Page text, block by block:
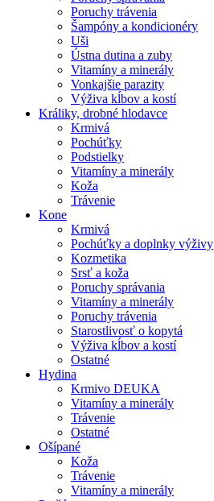
Poruchy trávenia
Šampóny a kondicionéry
Uši
Ústna dutina a zuby
Vitamíny a minerály
Vonkajšie parazity
Výživa kĺbov a kostí
Králiky, drobné hlodavce
Krmivá
Pochúťky
Podstielky
Vitamíny a minerály
Koža
Trávenie
Kone
Krmivá
Pochúťky a doplnky výživy
Kozmetika
Srsť a koža
Poruchy správania
Vitamíny a minerály
Poruchy trávenia
Starostlivosť o kopytá
Výživa kĺbov a kostí
Ostatné
Hydina
Krmivo DEUKA
Vitamíny a minerály
Trávenie
Ostatné
Ošípané
Koža
Trávenie
Vitamíny a minerály